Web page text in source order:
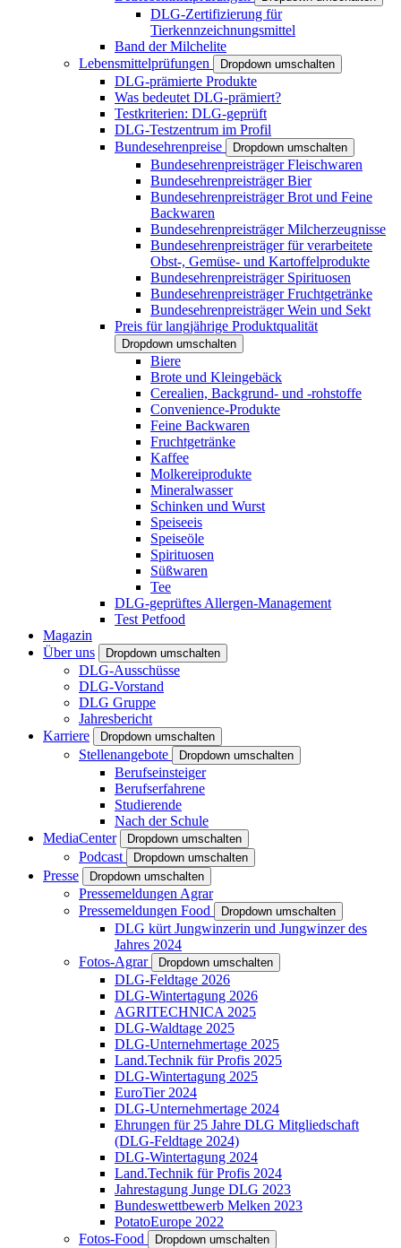
DLG-Zertifizierung für
Tierkennzeichnungsmittel
Band der Milchelite
Lebensmittelprüfungen
Dropdown umschalten
DLG-prämierte Produkte
Was bedeutet DLG-prämiert?
Testkriterien: DLG-geprüft
DLG-Testzentrum im Profil
Bundesehrenpreise
Dropdown umschalten
Bundesehrenpreisträger Fleischwaren
Bundesehrenpreisträger Bier
Bundesehrenpreisträger Brot und Feine
Backwaren
Bundesehrenpreisträger Milcherzeugnisse
Bundesehrenpreisträger für verarbeitete
Obst-, Gemüse- und Kartoffelprodukte
Bundesehrenpreisträger Spirituosen
Bundesehrenpreisträger Fruchtgetränke
Bundesehrenpreisträger Wein und Sekt
Preis für langjährige Produktqualität
Dropdown umschalten
Biere
Brote und Kleingebäck
Cerealien, Backgrund- und -rohstoffe
Convenience-Produkte
Feine Backwaren
Fruchtgetränke
Kaffee
Molkereiprodukte
Mineralwasser
Schinken und Wurst
Speiseeis
Speiseöle
Spirituosen
Süßwaren
Tee
DLG-geprüftes Allergen-Management
Test Petfood
Magazin
Über uns
Dropdown umschalten
DLG-Ausschüsse
DLG-Vorstand
DLG Gruppe
Jahresbericht
Karriere
Dropdown umschalten
Stellenangebote Dropdown umschalten
Berufseinsteiger
Berufserfahrene
Studierende
Nach der Schule
MediaCenter
Dropdown umschalten
Podcast Dropdown umschalten
Presse Dropdown umschalten
Pressemeldungen Agrar
Pressemeldungen Food
Dropdown umschalten
DLG kürt Jungwinzerin und Jungwinzer des
Jahres 2024
Fotos-Agrar
Dropdown umschalten
DLG-Feldtage 2026
DLG-Wintertagung 2026
AGRITECHNICA 2025
DLG-Waldtage 2025
DLG-Unternehmertage 2025
Land.Technik für Profis 2025
DLG-Wintertagung 2025
EuroTier 2024
DLG-Unternehmertage 2024
Ehrungen für 25 Jahre DLG Mitgliedschaft
(DLG-Feldtage 2024)
DLG-Wintertagung 2024
Land.Technik für Profis 2024
Jahrestagung Junge DLG 2023
Bundeswettbewerb Melken 2023
PotatoEurope 2022
Fotos-Food
Dropdown umschalten